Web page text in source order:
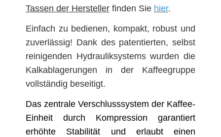
Tassen der Hersteller finden Sie hier.
Einfach zu bedienen, kompakt, robust und
zuverlässig! Dank des patentierten, selbst
reinigenden Hydrauliksystems wurden die
Kalkablagerungen in der Kaffeegruppe
vollständig beseitigt.
Das zentrale Verschlusssystem der Kaffee-
Einheit durch Kompression garantiert
erhöhte Stabilität und erlaubt einen